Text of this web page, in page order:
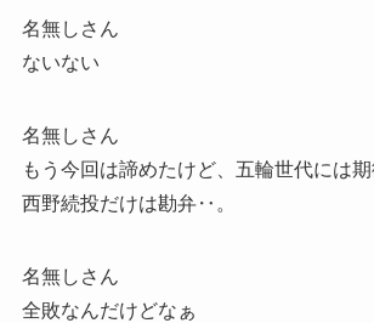
名無しさん
ないない
名無しさん
もう今回は諦めたけど、五輪世代には
西野続投だけは勘弁‥。
名無しさん
全敗なんだけどなぁ